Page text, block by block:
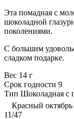
Эта помадная с
шоколадной
поколениями.
С большим
сладком подарке.
Вес 14 г
Срок годности 9
Тип Шоколадная с
Красный октябрь
11/47